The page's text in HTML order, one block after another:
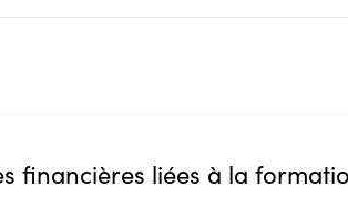
financières liées à la